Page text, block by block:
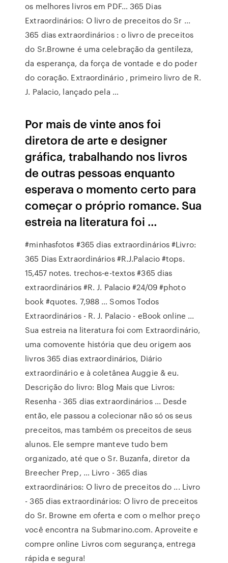
os melhores livros em PDF… 365 Dias
Extraordinários: O livro de preceitos do Sr ...
365 dias extraordinários : o livro de preceitos
do Sr.Browne é uma celebração da gentileza,
da esperança, da força de vontade e do poder
do coração. Extraordinário , primeiro livro de R.
J. Palacio, lançado pela …
Por mais de vinte anos foi
diretora de arte e designer
gráfica, trabalhando nos livros
de outras pessoas enquanto
esperava o momento certo para
começar o próprio romance. Sua
estreia na literatura foi …
#minhasfotos #365 dias extraordinários #Livro:
365 Dias Extraordinários #R.J.Palacio #tops.
15,457 notes. trechos-e-textos #365 dias
extraordinários #R. J. Palacio #24/09 #photo
book #quotes. 7,988 … Somos Todos
Extraordinários - R. J. Palacio - eBook online ...
Sua estreia na literatura foi com Extraordinário,
uma comovente história que deu origem aos
livros 365 dias extraordinários, Diário
extraordinário e à coletânea Auggie & eu.
Descrição do livro: Blog Mais que Livros:
Resenha - 365 dias extraordinários ... Desde
então, ele passou a colecionar não só os seus
preceitos, mas também os preceitos de seus
alunos. Ele sempre manteve tudo bem
organizado, até que o Sr. Buzanfa, diretor da
Breecher Prep, … Livro - 365 dias
extraordinários: O livro de preceitos do ... Livro
- 365 dias extraordinários: O livro de preceitos
do Sr. Browne em oferta e com o melhor preço
você encontra na Submarino.com. Aproveite e
compre online Livros com segurança, entrega
rápida e segura!